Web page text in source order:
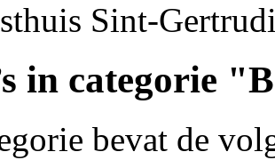
Sint-
in categorie
bevat de